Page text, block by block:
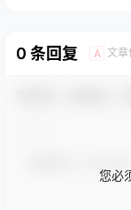
0 条回复 A 文章
您必